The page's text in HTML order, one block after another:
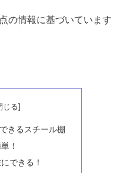
の情報に基づいています
きるスチール棚
！
できる！